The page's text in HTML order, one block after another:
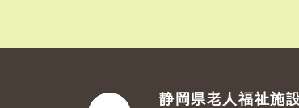
静岡県老人福祉施